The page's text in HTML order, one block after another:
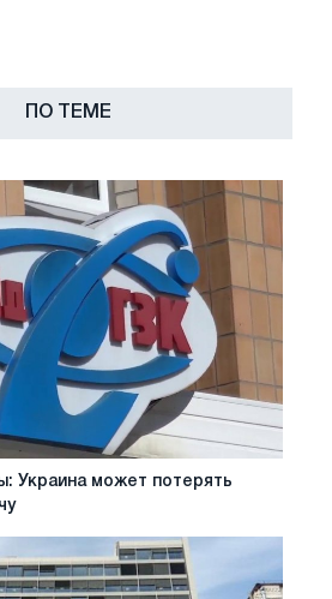
ПО ТЕМЕ
Украина может потерять